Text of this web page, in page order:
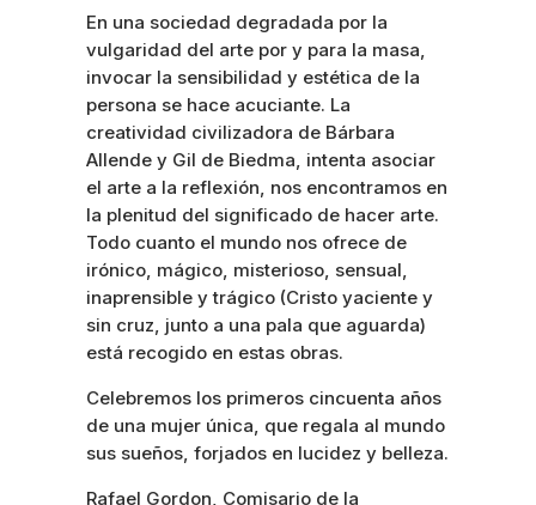
En una sociedad degradada por la
vulgaridad del arte por y para la masa,
invocar la sensibilidad y estética de la
persona se hace acuciante. La
creatividad civilizadora de Bárbara
Allende y Gil de Biedma, intenta asociar
el arte a la reflexión, nos encontramos en
la plenitud del significado de hacer arte.
Todo cuanto el mundo nos ofrece de
irónico, mágico, misterioso, sensual,
inaprensible y trágico (Cristo yaciente y
sin cruz, junto a una pala que aguarda)
está recogido en estas obras.
Celebremos los primeros cincuenta años
de una mujer única, que regala al mundo
sus sueños, forjados en lucidez y belleza.
Rafael Gordon, Comisario de la